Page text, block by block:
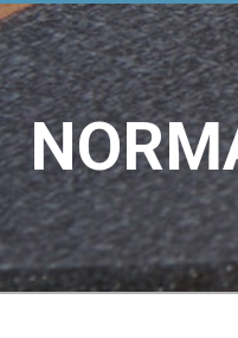
in laterizio rispondenti
necessarie
del Superbonus 110%,
additivato di grafite
BASF. Un EPS derivato
rinnovabili e non fossili.
porizzati con elevate
murature portanti, anche
e di tamponamento.